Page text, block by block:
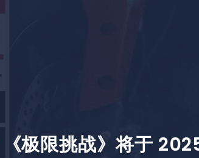
《极限挑战》将于